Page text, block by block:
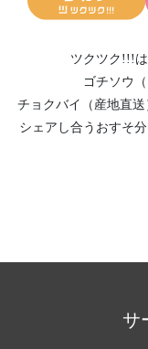
ツクツク!!!は
ゴチソウ（
チョクバイ（産地直送
シェアし合う おすそ
サ